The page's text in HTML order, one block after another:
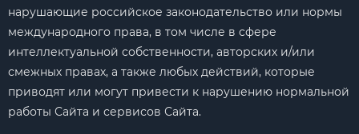
нарушающие российское законодательство или нормы
международного права, в том числе в сфере
интеллектуальной собственности, авторских и/или
смежных правах, а также любых действий, которые
приводят или могут привести к нарушению нормальной
работы Сайта и сервисов Сайта.